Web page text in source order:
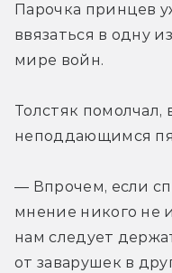
Парочка принцев
ввязаться в одну
мире войн.
Толстяк помолчал,
неподдающимся
— Впрочем, если
мнение никого не
нам следует
от заварушек в